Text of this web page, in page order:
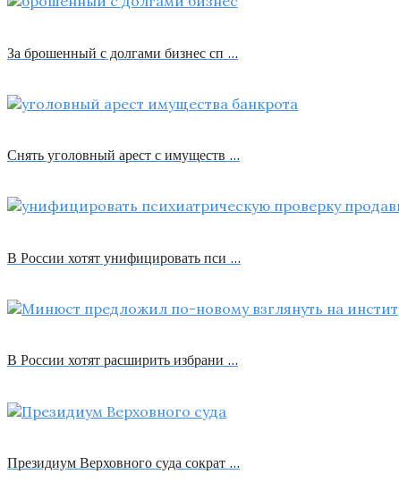
За брошенный с долгами бизнес сп …
Снять уголовный арест с имуществ …
В России хотят унифицировать пси …
В России хотят расширить избрани …
Президиум Верховного суда сократ …